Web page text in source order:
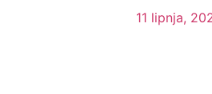
11 lipnja,